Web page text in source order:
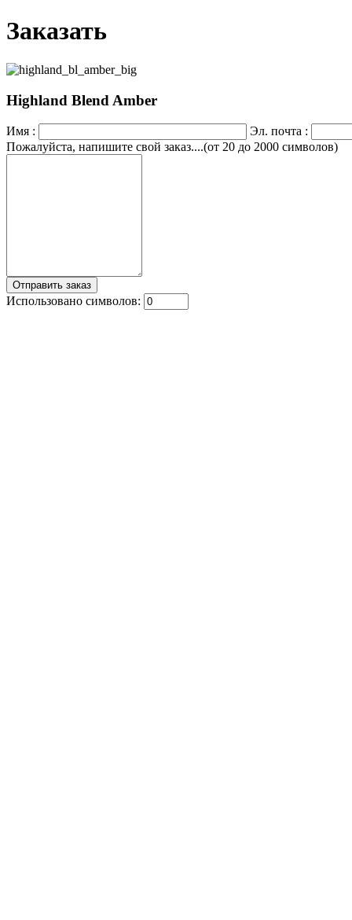
Заказать
Highland Blend Amber
Имя :
Эл. почта :
Пожалуйста, напишите свой заказ....(от 20 до 2000 символов)
Использовано символов: